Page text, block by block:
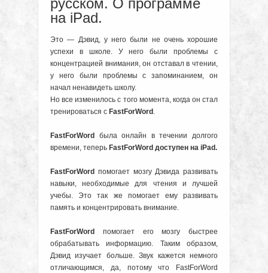
русском. О программе
на iPad.
Это — Дэвид, у него были не очень хорошие
успехи в школе. У него были проблемы с
концентрацией внимания, он отставал в чтении,
у него были проблемы с запоминанием, он
начал ненавидеть школу.
Но все изменилось с того момента, когда он стал
тренироваться с FastForWord .
FastForWord
была онлайн в течении долгого
времени, теперь FastForWord доступен на iPad.
FastForWord помогает мозгу Дэвида развивать
навыки, необходимые для чтения и лучшей
учебы. Это так же помогает ему развивать
память и концентрировать внимание.
FastForWord
помогает его мозгу быстрее
обрабатывать информацию. Таким образом,
Дэвид изучает больше. Звук кажется немного
отличающимся, да, потому что FastForWord